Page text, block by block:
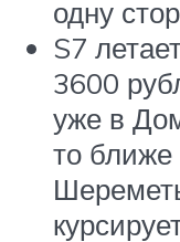
одну
S7
3600
уже в
то ближе